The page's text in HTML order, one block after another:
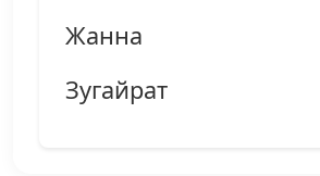
Жанна
Зугайрат